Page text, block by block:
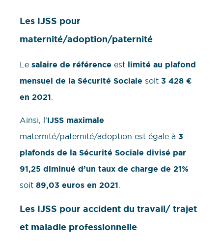
Les IJSS pour
maternité/adoption/paternité
Le salaire de référence est limité au plafond
mensuel de la Sécurité Sociale soit 3 428 €
en 2021
Ainsi, l’IJSS maximale
maternité/paternité/adoption est égale à 3
plafonds de la Sécurité Sociale divisé par
91,25 diminué d’un taux de charge de 21%
soit 89,03 euros en 2021
Les IJSS pour accident du travail/ trajet
et maladie professionnelle